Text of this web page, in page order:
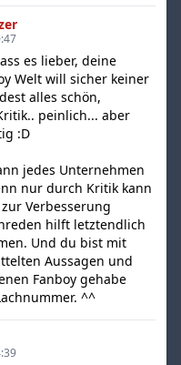
es lieber, deine
Welt will sicher keiner
alles schön,
peinlich... aber
:D
jedes Unternehmen
nur durch Kritik kann
Verbesserung
hilft letztendlich
Und du bist mit
Aussagen und
Fanboy gehabe
^^